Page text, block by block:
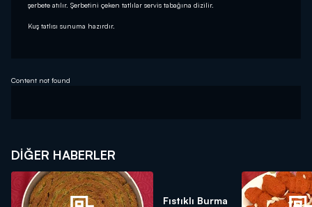
şerbete atılır. Şerbetini çeken tatlılar servis tabağına dizilir.
Kuş tatlısı sunuma hazırdır.
Content not found
DIĞER HABERLER
Fıstıklı Burma